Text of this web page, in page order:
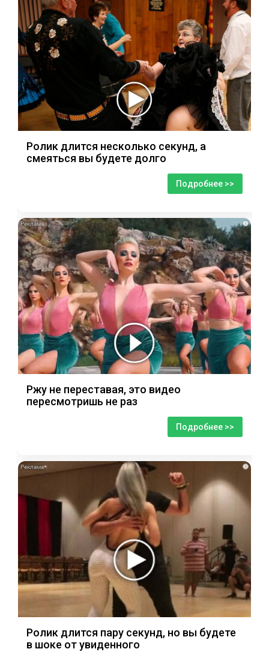
Ролик длится несколько секунд, а
смеяться вы будете долго
Подробнее >>
i
Ржу не переставая, это видео
пересмотришь не раз
Подробнее >>
i
Ролик длится пару секунд, но вы будете
в шоке от увиденного